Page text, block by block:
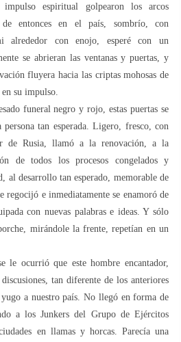
espiritual golpearon los arcos
entonces en el país, sombrío, con
alrededor con enojo, esperé con un
se abrieran las ventanas y puertas, y
fluyera hacia las criptas mohosas de
su impulso.
funeral negro y rojo, estas puertas se
tan esperada. Ligero, fresco, con
de Rusia, llamó a la renovación, a la
de todos los procesos congelados y
al desarrollo tan esperado, memorable de
regocijó e inmediatamente se enamoró de
con nuevas palabras e ideas. Y sólo
mirándole la frente, repetían en un
ocurrió que este hombre encantador,
tan diferente de los anteriores
a nuestro país. No llegó en forma de
a los Junkers del Grupo de Ejércitos
en llamas y horcas. Parecía una